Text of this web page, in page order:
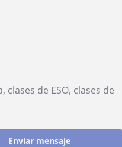
clases de ESO, clases de
Enviar mensaje